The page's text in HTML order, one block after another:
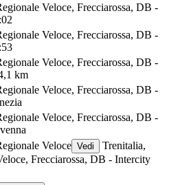
Veloce, Frecciarossa, DB -
Veloce, Frecciarossa, DB -
Veloce, Frecciarossa, DB -
km
Veloce, Frecciarossa, DB -
Veloce, Frecciarossa, DB -
Veloce Vedi
Trenitalia,
Frecciarossa, DB - Intercity
©CARTO, ©OpenStreetMapcontributors